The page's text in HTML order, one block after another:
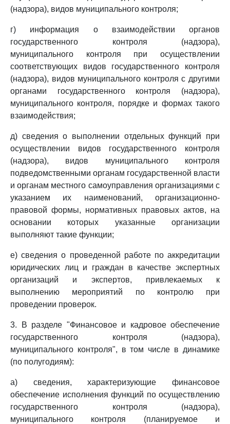
(надзора), видов муниципального контроля;
г) информация о взаимодействии органов
государственного контроля (надзора),
муниципального контроля при осуществлении
соответствующих видов государственного контроля
(надзора), видов муниципального контроля с другими
органами государственного контроля (надзора),
муниципального контроля, порядке и формах такого
взаимодействия;
д) сведения о выполнении отдельных функций при
осуществлении видов государственного контроля
(надзора), видов муниципального контроля
подведомственными органам государственной власти
и органам местного самоуправления организациями с
указанием их наименований, организационно-
правовой формы, нормативных правовых актов, на
основании которых указанные организации
выполняют такие функции;
е) сведения о проведенной работе по аккредитации
юридических лиц и граждан в качестве экспертных
организаций и экспертов, привлекаемых к
выполнению мероприятий по контролю при
проведении проверок.
3. В разделе "Финансовое и кадровое обеспечение
государственного контроля (надзора),
муниципального контроля", в том числе в динамике
(по полугодиям):
а) сведения, характеризующие финансовое
обеспечение исполнения функций по осуществлению
государственного контроля (надзора),
муниципального контроля (планируемое и